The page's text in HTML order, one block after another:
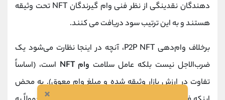
دهندگان نقدینگی از نظر فنی وام گیرندگان NFT تحت وثیقه
هستند و به این ترتیب سود دریافت می کنند.
برخلاف وام‌دهی P2P NFT، آنچه در اینجا نظارت می‌شود یک
ضرب‌الاجل نیست بلکه عامل سلامت وام NFT
است، (اساساً
تفاوت در ارزش بازار وثیقه‌ شده و مبلغ وام معوق). به محض
×